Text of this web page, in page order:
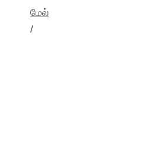
மேல்
/